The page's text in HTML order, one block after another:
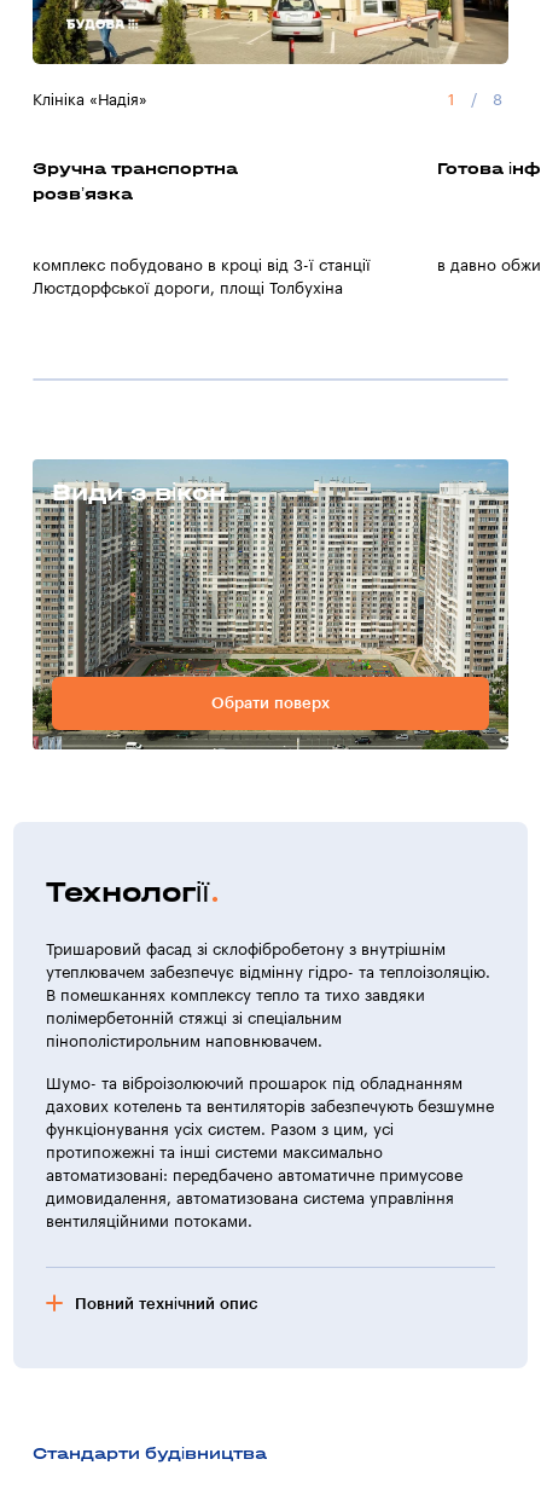
Клініка «Надія» 1 / 8
Зручна транспортна
розв’язка
комплекс побудовано в кроці від 3-ї станції
Люстдорфської дороги, площі Толбухіна
Готова
в давно
Види з вікон
Обрати поверх
Технології
Тришаровий фасад зі склофібробетону з внутрішнім
утеплювачем забезпечує відмінну гідро- та теплоізоляцію.
В помешканнях комплексу тепло та тихо завдяки
полімербетонній стяжці зі спеціальним
пінополістирольним наповнювачем.
Шумо- та віброізолюючий прошарок під обладнанням
дахових котелень та вентиляторів забезпечують безшумне
функціонування усіх систем. Разом з цим, усі
протипожежні та інші системи максимально
автоматизовані: передбачено автоматичне примусове
димовидалення, автоматизована система управління
вентиляційними потоками.
Повний технічний опис
вигляду і надійності будівлі. Виходячи з поверховості
Стандарти будівництва